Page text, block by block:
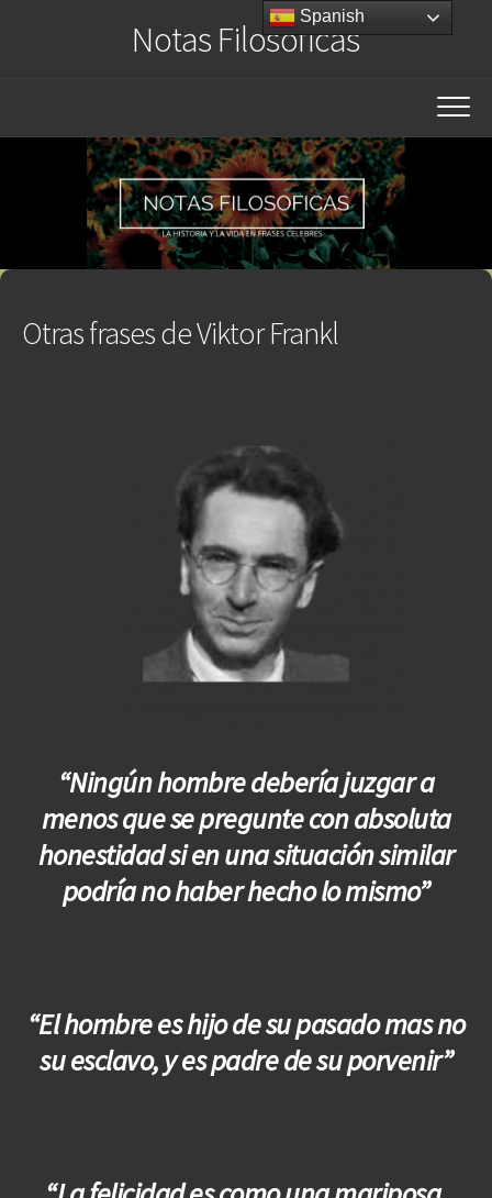
Notas Filosóficas
Otras frases de Viktor Frankl
“Ningún hombre debería juzgar a
menos que se pregunte con absoluta
honestidad si en una situación similar
podría no haber hecho lo mismo”
“El hombre es hijo de su pasado mas no
su esclavo, y es padre de su porvenir”
Spanish